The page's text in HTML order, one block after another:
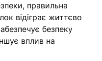
правильна
відіграє життєво
безпеку
вплив на